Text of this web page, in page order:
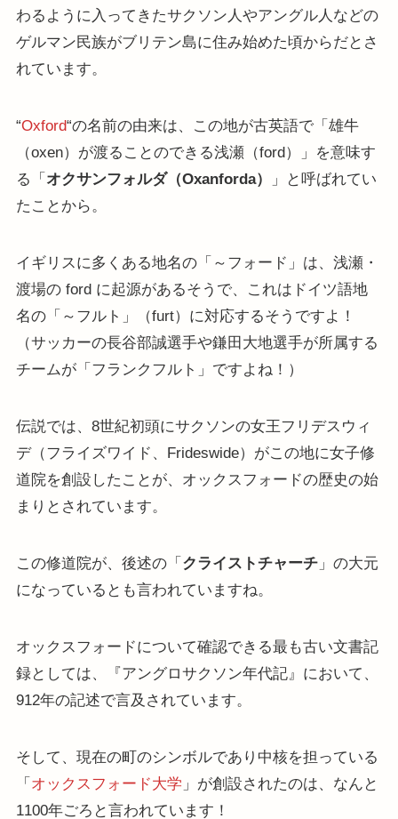
わるように入ってきたサクソン人やアングル人などの
ゲルマン民族がブリテン島に住み始めた頃からだとさ
れています。
“Oxford“の名前の由来は、この地が古英語で「雄牛
（oxen）が渡ることのできる浅瀬（ford）」を意味す
る「 オクサンフォルダ（Oxanforda）
」と呼ばれてい
たことから。
イギリスに多くある地名の「～フォード」は、浅瀬・
渡場の ford に起源があるそうで、これはドイツ語地
名の「～フルト」（furt）に対応するそうですよ！
（サッカーの長谷部誠選手や鎌田大地選手が所属する
チームが「フランクフルト」ですよね！）
伝説では、8世紀初頭にサクソンの女王フリデスウィ
デ（フライズワイド、Frideswide）がこの地に女子修
道院を創設したことが、オックスフォードの歴史の始
まりとされています。
この修道院が、後述の「 クライストチャーチ」の大元
になっているとも言われていますね。
オックスフォードについて確認できる最も古い文書記
録としては、『アングロサクソン年代記』において、
912年の記述で言及されています。
そして、現在の町のシンボルであり中核を担っている
「 オックスフォード大学 」が創設されたのは、なんと
1100年ごろと言われています！